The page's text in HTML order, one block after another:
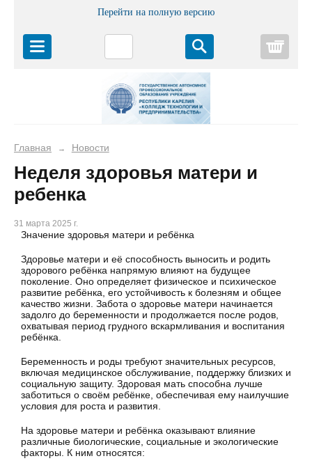
Перейти на полную версию
Главная → Новости
Неделя здоровья матери и
ребенка
31 марта 2025 г.
Значение здоровья матери и ребёнка
Здоровье матери и её способность выносить и родить
здорового ребёнка напрямую влияют на будущее
поколение. Оно определяет физическое и психическое
развитие ребёнка, его устойчивость к болезням и общее
качество жизни. Забота о здоровье матери начинается
задолго до беременности и продолжается после родов,
охватывая период грудного вскармливания и воспитания
ребёнка.
Беременность и роды требуют значительных ресурсов,
включая медицинское обслуживание, поддержку близких и
социальную защиту. Здоровая мать способна лучше
заботиться о своём ребёнке, обеспечивая ему наилучшие
условия для роста и развития.
На здоровье матери и ребёнка оказывают влияние
различные биологические, социальные и экологические
факторы. К ним относятся: